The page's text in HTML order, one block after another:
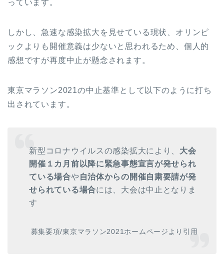
っています。
しかし、急速な感染拡大を見せている現状、オリンピ
ックよりも開催意義は少ないと思われるため、個人的
感想ですが再度中止が懸念されます。
東京マラソン2021の中止基準として以下のように打ち
出されています。
新型コロナウイルスの感染拡大により、 大会
開催１カ月前以降に緊急事態宣言が発せられ
ている場合や自治体からの開催自粛要請が発
せられている場合には、大会は中止となりま
す
募集要項/東京マラソン2021ホームページより引用